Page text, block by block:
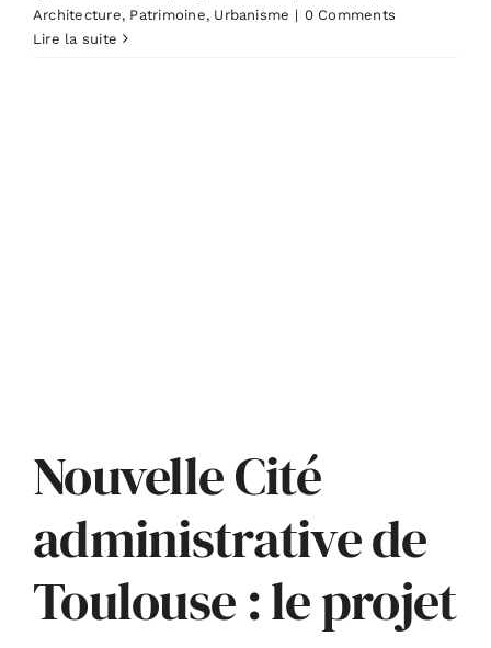
Architecture, Patrimoine, Urbanisme | 0 Comments
Lire la suite
Nouvelle Cité
administrative de
Toulouse : le projet